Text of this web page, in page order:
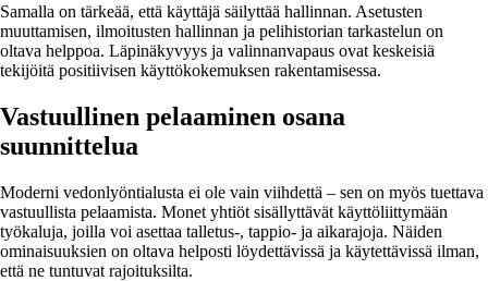
Samalla on tärkeää, että käyttäjä säilyttää hallinnan. Asetusten
muuttamisen, ilmoitusten hallinnan ja pelihistorian tarkastelun on
oltava helppoa. Läpinäkyvyys ja valinnanvapaus ovat keskeisiä
tekijöitä positiivisen käyttökokemuksen rakentamisessa.
Vastuullinen pelaaminen osana
suunnittelua
Moderni vedonlyöntialusta ei ole vain viihdettä – sen on myös tuettava
vastuullista pelaamista. Monet yhtiöt sisällyttävät käyttöliittymään
työkaluja, joilla voi asettaa talletus-, tappio- ja aikarajoja. Näiden
ominaisuuksien on oltava helposti löydettävissä ja käytettävissä ilman,
että ne tuntuvat rajoituksilta.